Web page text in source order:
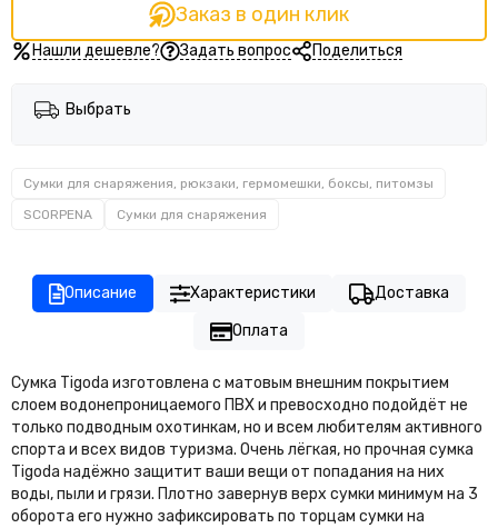
Заказ в один клик
Нашли дешевле? Задать вопрос Поделиться
Выбрать
Сумки для снаряжения, рюкзаки, гермомешки, боксы, питомзы
SCORPENA
Сумки для снаряжения
Описание Характеристики
Доставка
Оплата
Сумка Tigoda изготовлена с матовым внешним покрытием
слоем водонепроницаемого ПВХ и превосходно подойдёт не
только подводным охотинкам, но и всем любителям активного
спорта и всех видов туризма. Очень лёгкая, но прочная сумка
Tigoda надёжно защитит ваши вещи от попадания на них
воды, пыли и грязи. Плотно завернув верх сумки минимум на 3
оборота его нужно зафиксировать по торцам сумки на